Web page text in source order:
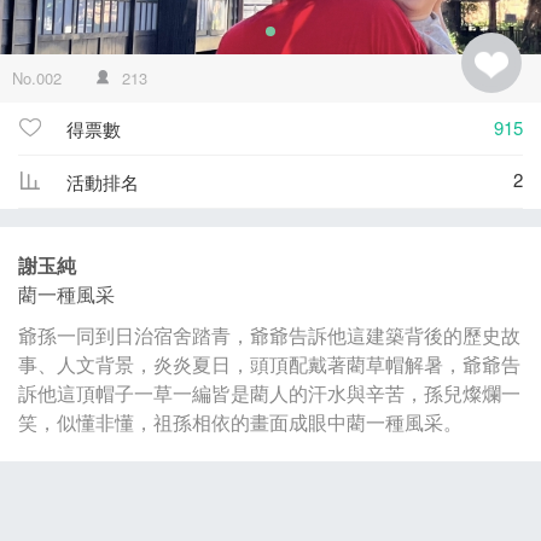
No.002 213
得票數 915
活動排名 2
謝玉純
藺一種風采
爺孫一同到日治宿舍踏青，爺爺告訴他這建築背後的歷史故
事、人文背景，炎炎夏日，頭頂配戴著藺草帽解暑，爺爺告
訴他這頂帽子一草一編皆是藺人的汗水與辛苦，孫兒燦爛一
笑，似懂非懂，祖孫相依的畫面成眼中藺一種風采。